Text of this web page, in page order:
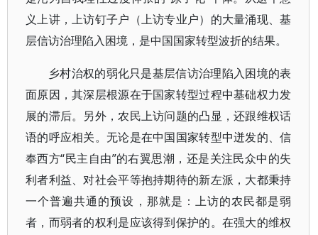
义上讲，上访钉子户（上访专业户）的大量涌现、基
层信访治理陷入困境，是中国国家转型波折的结果。
乡村治权的弱化只是基层信访治理陷入困境的表
面原因，其深层根源在于国家转型过程中基础权力发
展的滞后。另外，农民上访问题的凸显，还跟维权话
语的呼应相关。无论是在中国国家转型中迸发的、信
奉西方“民主自由”的右翼思潮，还是关注民众中的失
利者利益、对社会平等抱持期待的新左派，大都秉持
一个普遍共通的预设，那就是：上访的农民都是弱
者，而弱者的权利是应该得到保护的。在强大的维权